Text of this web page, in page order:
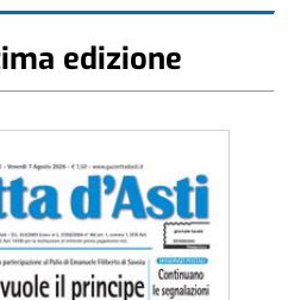
edizione